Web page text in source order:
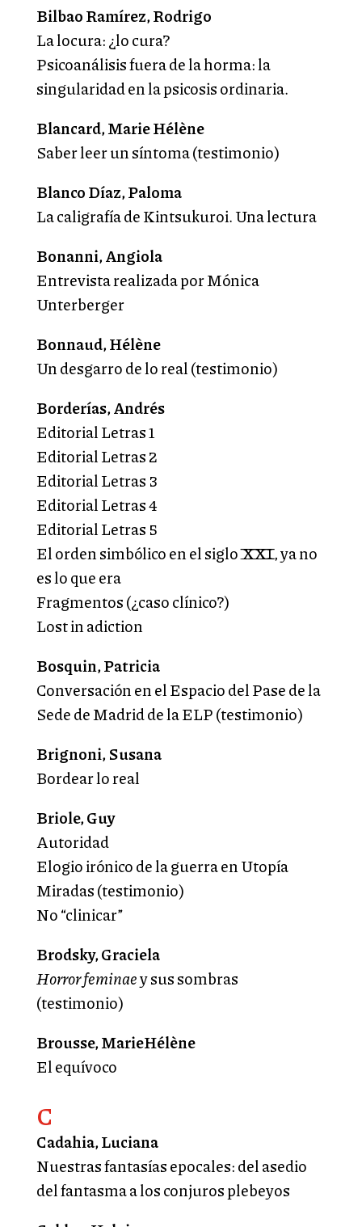
Bilbao Ramírez, Rodrigo
La locura: ¿lo cura?
Psicoanálisis fuera de la horma: la
singularidad en la psicosis ordinaria.
Blancard, Marie Hélène
Saber leer un síntoma (testimonio)
Blanco Díaz, Paloma
La caligrafía de Kintsukuroi. Una lectura
Bonanni, Angiola
Entrevista realizada por Mónica
Unterberger
Bonnaud, Hélène
Un desgarro de lo real (testimonio)
Borderías, Andrés
Editorial Letras 1
Editorial Letras 2
Editorial Letras 3
Editorial Letras 4
Editorial Letras 5
El orden simbólico en el siglo XXI, ya no
es lo que era
Fragmentos (¿caso clínico?)
Lost in adiction
Bosquin, Patricia
Conversación en el Espacio del Pase de la
Sede de Madrid de la ELP (testimonio)
Brignoni, Susana
Bordear lo real
Briole, Guy
Autoridad
Elogio irónico de la guerra en Utopía
Miradas (testimonio)
No “clinicar”
Brodsky, Graciela
Horror feminaey sus sombras
(testimonio)
Brousse, MarieHélène
El equívoco
C
Cadahia, Luciana
Nuestras fantasías epocales: del asedio
del fantasma a los conjuros plebeyos